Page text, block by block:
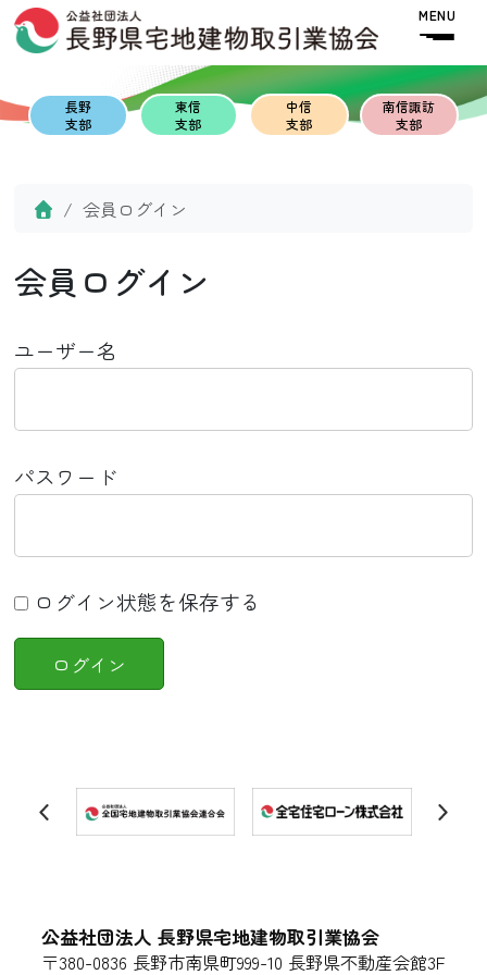
Skip to content
Skip to footer
長野
支部
東信
支部
中信
支部
南信諏訪
支部
Home会員ログイン
会員ログイン
ユーザー名
パスワード
ログイン状態を保存する
公益社団法人 長野県宅地建物取引業協会
〒380-0836 長野市南県町999-10 長野県不動産会館3F
MENU